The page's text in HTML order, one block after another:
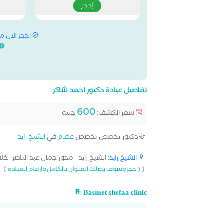
إحجز
احجز الان
تفاصيل عيادة دكتور احمد شاكر
سعر الكشف:600 جنيه
دكتور تخصص تخصص عظامفيالشيخ زايد
الشيخ زايد: الشيخ زايد - محور جمال عبد الناصر-
((احجز وسوف يصلك العنوان بالكامل وارقام العيادة)
Basmet shefaa clinic